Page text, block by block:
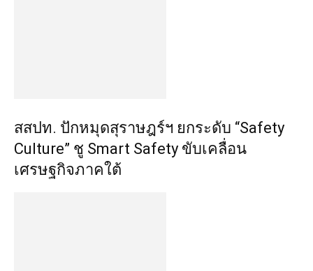
สสปท. ปักหมุดสุราษฎร์ฯ ยกระดับ “Safety
Culture” ชู Smart Safety ขับเคลื่อน
เศรษฐกิจภาคใต้